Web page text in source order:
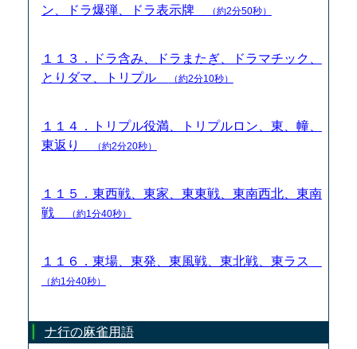
ン、ドラ爆弾、ドラ表示牌
（約2分50秒）
１１３．ドラ含み、ドラまたぎ、ドラマチック、
とりダマ、トリプル
（約2分10秒）
１１４．トリプル役満、トリプルロン、東、幢、
東返り
（約2分20秒）
１１５．東西戦、東家、東東戦、東南西北、東南
戦
（約1分40秒）
１１６．東場、東発、東風戦、東北戦、東ラス
（約1分40秒）
ナ行の麻雀用語